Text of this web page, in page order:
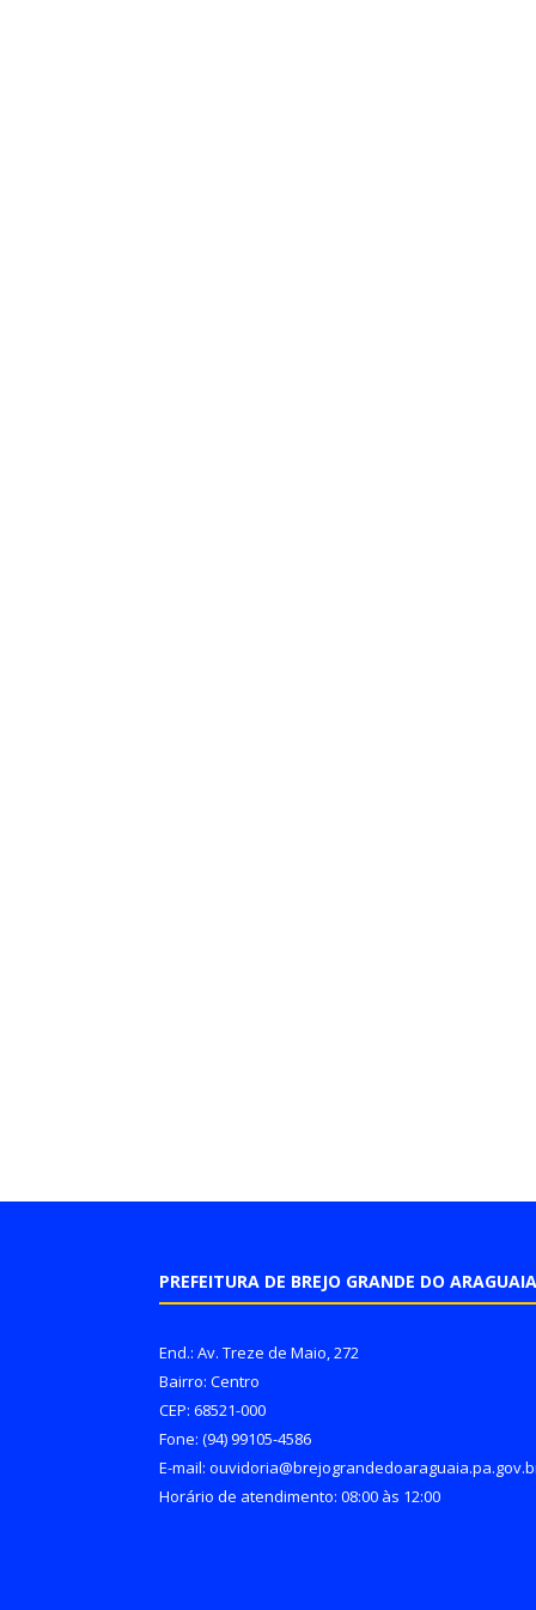
PREFEITURA DE BREJO GRANDE DO ARAGUAIA
End.: Av. Treze de Maio, 272
Bairro: Centro
CEP: 68521-000
Fone: (94) 99105-4586
E-mail:
Horário de atendimento: 08:00 às 12:00